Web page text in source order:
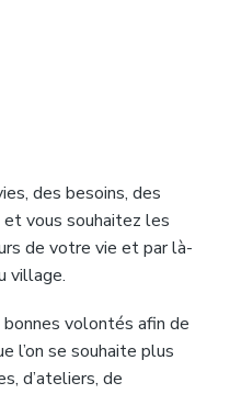
des besoins, des
et vous souhaitez les
de votre vie et par là-
village.
volontés afin de
l’on se souhaite plus
d’ateliers, de